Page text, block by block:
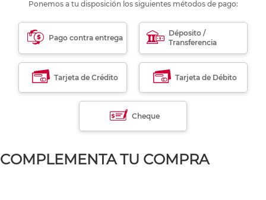
Ponemos a tu disposición los siguientes métodos de pago:
Pago contra entrega
Déposito /
Transferencia
Tarjeta de Crédito Tarjeta de Débito
Cheque
COMPLEMENTA TU COMPRA